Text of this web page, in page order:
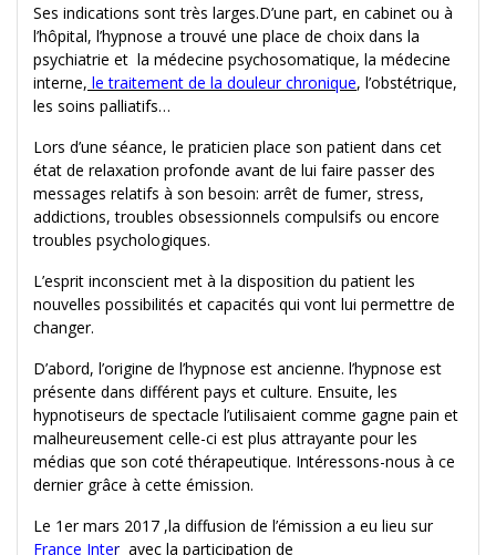
Ses indications sont très larges.D’une part, en cabinet ou à
l’hôpital, l’hypnose a trouvé une place de choix dans la
psychiatrie et la médecine psychosomatique, la médecine
interne, le traitement de la douleur chronique, l’obstétrique,
les soins palliatifs…
Lors d’une séance, le praticien place son patient dans cet
état de relaxation profonde avant de lui faire passer des
messages relatifs à son besoin: arrêt de fumer, stress,
addictions, troubles obsessionnels compulsifs ou encore
troubles psychologiques.
L’esprit inconscient met à la disposition du patient les
nouvelles possibilités et capacités qui vont lui permettre de
changer.
D’abord, l’origine de l’hypnose est ancienne. l’hypnose est
présente dans différent pays et culture. Ensuite, les
hypnotiseurs de spectacle l’utilisaient comme gagne pain et
malheureusement celle-ci est plus attrayante pour les
médias que son coté thérapeutique. Intéressons-nous à ce
dernier grâce à cette émission.
Le 1er mars 2017 ,la diffusion de l’émission a eu lieu sur
France Interavec la participation de